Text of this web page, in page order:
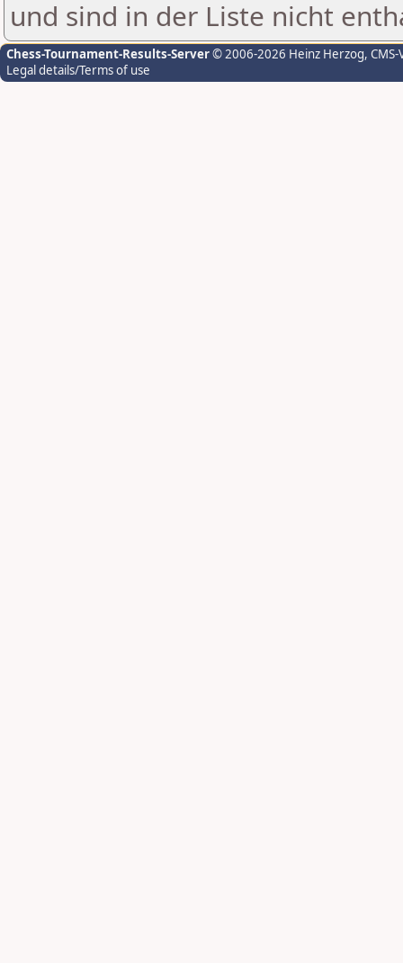
und sind in der Liste nicht
Chess-Tournament-Results-Server© 2006-2026 Heinz Herzog,
Legal details/Terms of use